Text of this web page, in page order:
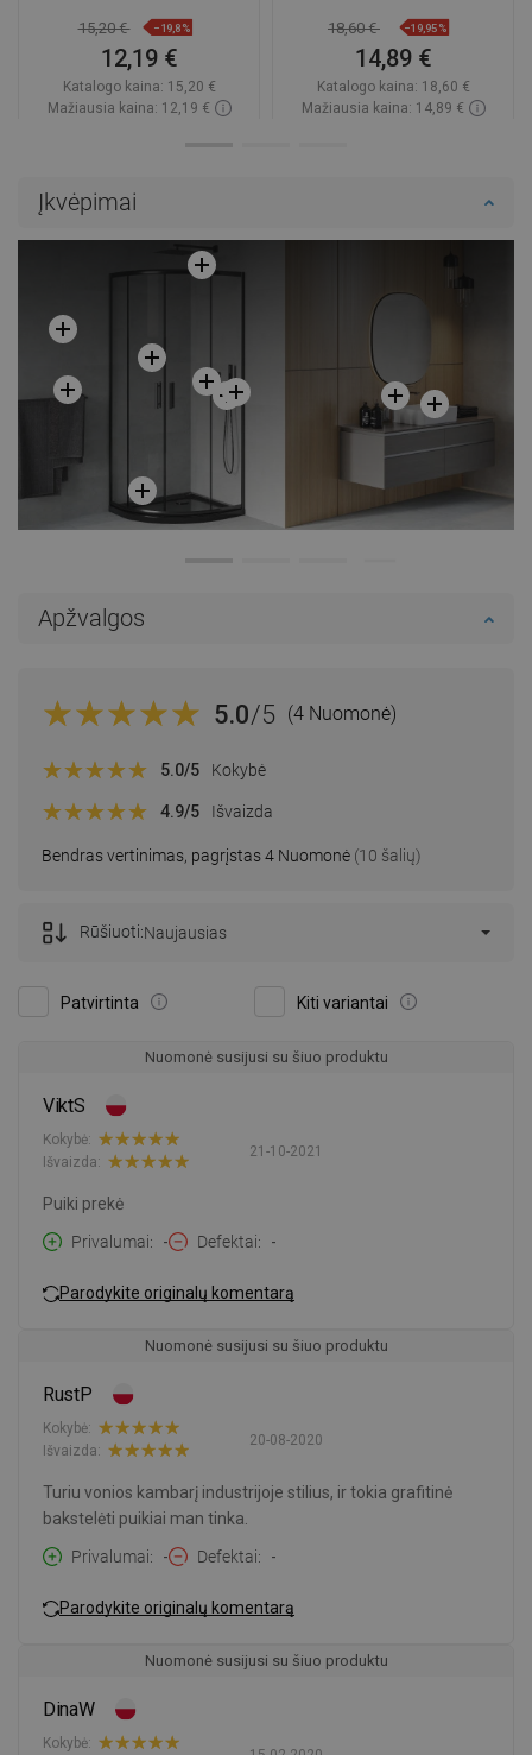
15,20 € −19,8%
12,19 €
Katalogo kaina: 15,20 €
Mažiausia kaina: 12,19 €
18,60 € −19,95%
14,89 €
Katalogo kaina: 18,60 €
Mažiausia kaina: 14,89 €
Įkvėpimai
Apžvalgos
5.0/5 (4 Nuomonė)
Bendras vertinimas, pagrįstas 4 Nuomonė (10 šalių)
5.0/5 Kokybė
4.9/5 Išvaizda
Patvirtinta Kiti variantai
Rūšiuoti:Naujausias
Nuomonė susijusi su šiuo produktu
ViktS
21-10-2021
Kokybė:
Išvaizda:
Puiki prekė
Privalumai
- Defektai -
Parodykite originalų komentarą
Nuomonė susijusi su šiuo produktu
RustP
20-08-2020
Kokybė:
Išvaizda:
Turiu vonios kambarį industrijoje stilius, ir tokia grafitinė
bakstelėti puikiai man tinka.
Privalumai
- Defektai -
Parodykite originalų komentarą
Nuomonė susijusi su šiuo produktu
DinaW
Kokybė: